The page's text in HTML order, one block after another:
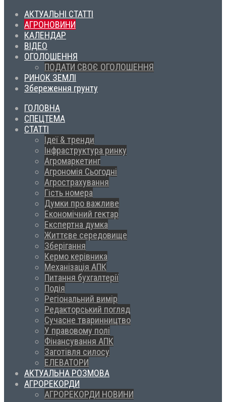
АКТУАЛЬНІ СТАТТІ
АГРОНОВИНИ
КАЛЕНДАР
ВІДЕО
ОГОЛОШЕННЯ
ПОДАТИ СВОЄ ОГОЛОШЕННЯ
РИНОК ЗЕМЛІ
Збереження грунту
ГОЛОВНА
СПЕЦТЕМА
СТАТТІ
Ідеї & тренди
Інфраструктура ринку
Агромаркетинг
Агрономія Сьогодні
Агрострахування
Гість номера
Думки про важливе
Економічний гектар
Експертна думка
Життєве середовище
Зберігання
Кермо керівника
Механізація АПК
Питання бухгалтерії
Подія
Регіональний вимір
Редакторський погляд
Сучасне тваринництво
У правовому полі
Фінансування АПК
Заготівля силосу
ЕЛЕВАТОРИ
АКТУАЛЬНА РОЗМОВА
АГРОРЕКОРДИ
АГРОРЕКОРДИ НОВИНИ